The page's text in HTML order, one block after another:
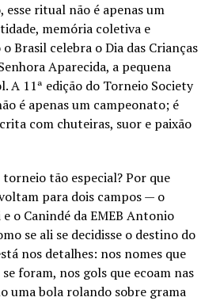
ritual não é apenas um
memória coletiva e
Brasil celebra o Dia das Crianças
Aparecida, a pequena
A 11ª edição do Torneio Society
é apenas um campeonato; é
com chuteiras, suor e paixão
tão especial? Por que
para dois campos — o
o Canindé da EMEB Antonio
se ali se decidisse o destino do
nos detalhes: nos nomes que
foram, nos gols que ecoam nas
uma bola rolando sobre grama